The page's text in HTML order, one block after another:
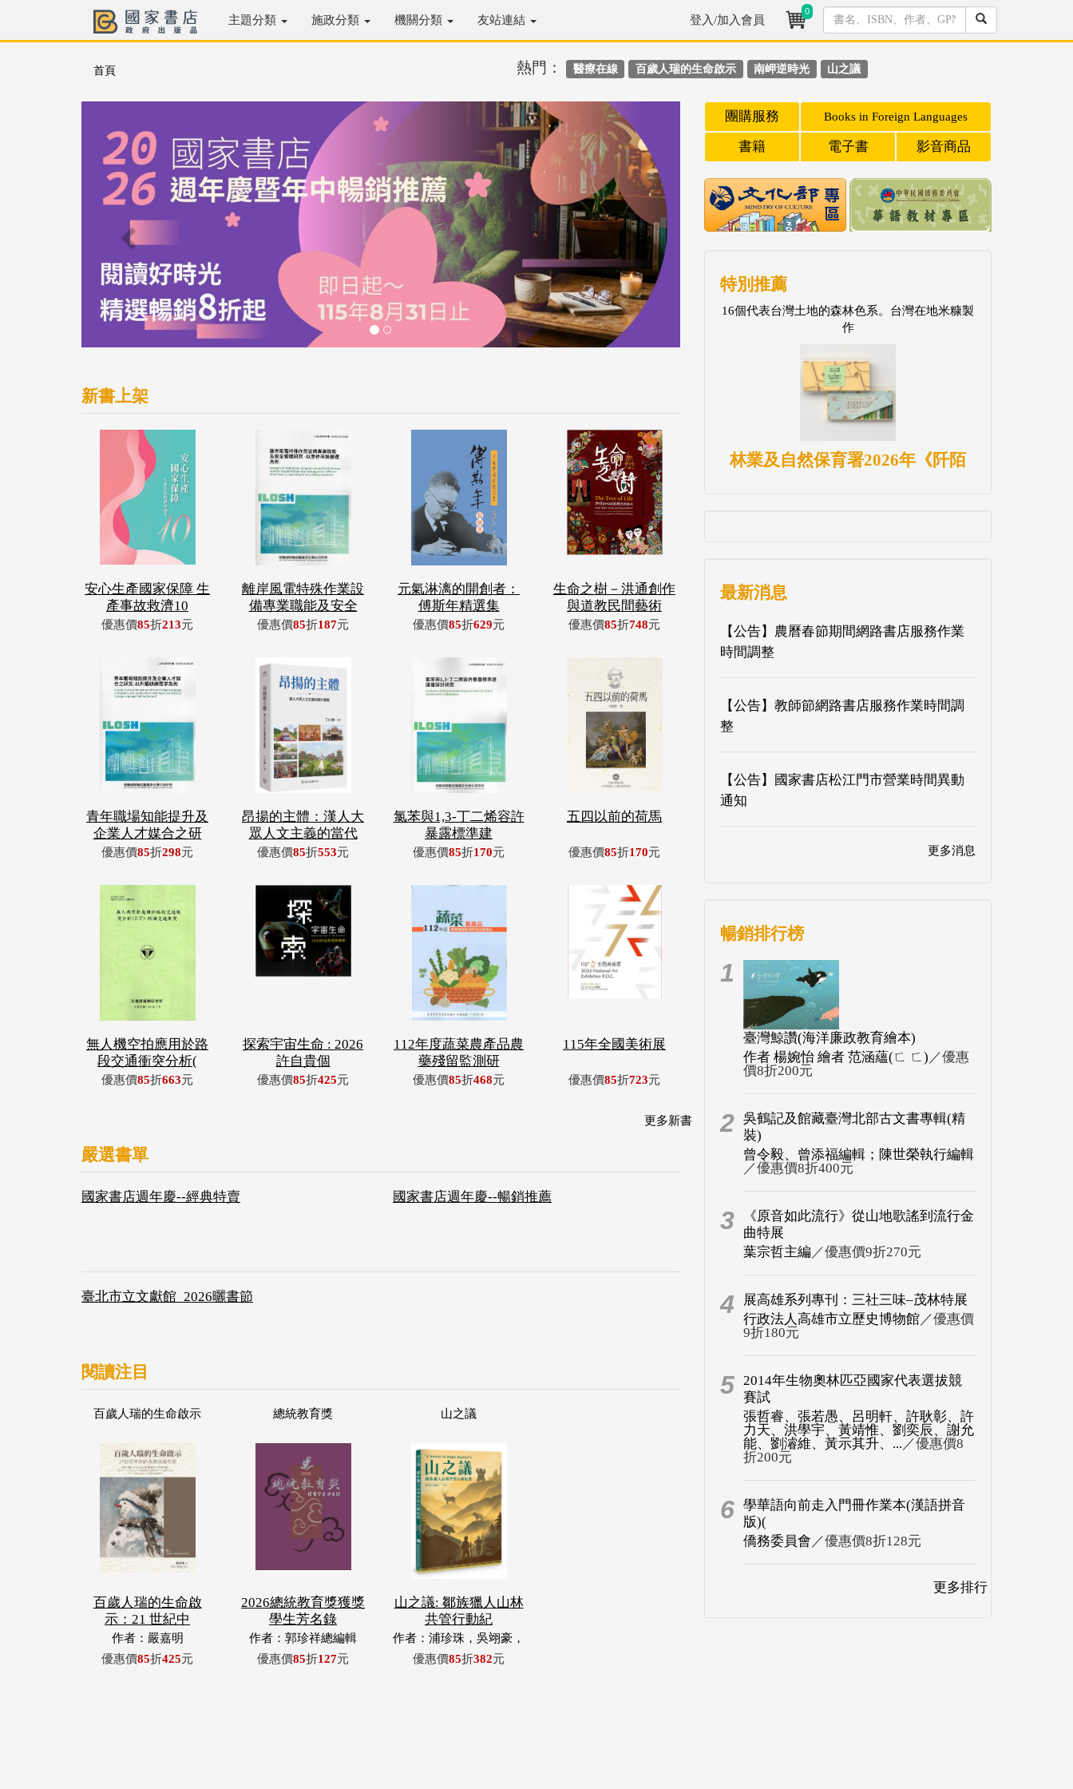
主題分類 施政分類 機關分類 友站連結 登入/加入會員
0
首頁 熱門： 醫療在線 百歲人瑞的生命啟示 南岬逆時光 山之議
新書上架
安心生產國家保障 生
產事故救濟10
優惠價85折213元
離岸風電特殊作業設
備專業職能及安全
優惠價85折187元
元氣淋漓的開創者：
傅斯年精選集
優惠價85折629元
生命之樹－洪通創作
與道教民間藝術
優惠價85折748元
青年職場知能提升及
企業人才媒合之研
優惠價85折298元
昂揚的主體：漢人大
眾人文主義的當代
優惠價85折553元
氯苯與1,3-丁二烯容許
暴露標準建
優惠價85折170元
五四以前的荷馬
優惠價85折170元
無人機空拍應用於路
段交通衝突分析(
優惠價85折663元
探索宇宙生命 : 2026
許自貴個
優惠價85折425元
112年度蔬菜農產品農
藥殘留監測研
優惠價85折468元
115年全國美術展
優惠價85折723元
更多新書
嚴選書單
國家書店週年慶--經典特賣 國家書店週年慶--暢銷推薦
臺北市立文獻館_2026曬書節
閱讀注目
百歲人瑞的生命啟示
百歲人瑞的生命啟
示：21 世紀中
作者：嚴嘉明
優惠價85折425元
總統教育獎
2026總統教育獎獲獎
學生芳名錄
作者：郭珍祥總編輯
優惠價85折127元
山之議
山之議: 鄒族獵人山林
共管行動紀
作者：浦珍珠，吳翊豪，
呂翊齊，張惠東，許玉
優惠價85折382元
團購服務 Books in Foreign Languages
書籍 電子書 影音商品
特別推薦
16個代表台灣土地的森林色系。台灣在地米糠製
作
林業及自然保育署2026年《阡陌
最新消息
【公告】農曆春節期間網路書店服務作業
時間調整
【公告】教師節網路書店服務作業時間調
整
【公告】國家書店松江門市營業時間異動
通知
更多消息
暢銷排行榜
1
臺灣鯨讚(海洋廉政教育繪本)
作者 楊婉怡 繪者 范涵蘊(ㄈ ㄈ) ／優惠
價8折200元
2 吳鶴記及館藏臺灣北部古文書專輯(精
裝)
曾令毅、曾添福編輯；陳世榮執行編輯
／優惠價8折400元
3
《原音如此流行》從山地歌謠到流行金
曲特展
葉宗哲主編 ／優惠價9折270元
4
展高雄系列專刊：三社三味–茂林特展
行政法人高雄市立歷史博物館／優惠價
9折180元
5 2014年生物奧林匹亞國家代表選拔競
賽試
張哲睿、張若愚、呂明軒、許耿彰、許
力天、洪學宇、黃靖惟、劉奕辰、謝允
能、劉濬維、黃示其升、... ／優惠價8
折200元
6 學華語向前走入門冊作業本(漢語拼音
版)(
僑務委員會 ／優惠價8折128元
更多排行